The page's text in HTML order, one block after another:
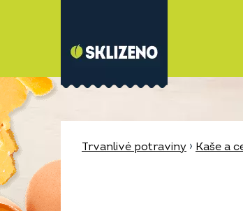
Trvanlivé potraviny › Kaše a